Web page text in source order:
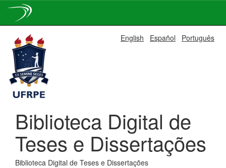
navigation
English Español Português
Biblioteca Digital de
Teses e Dissertações
Biblioteca Digital de Teses e Dissertações